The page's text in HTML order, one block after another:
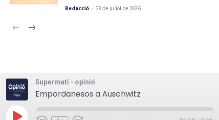
Redacció - 23 de juliol de 2026
Supermatí - opinió
Empordanesos a Auschwitz